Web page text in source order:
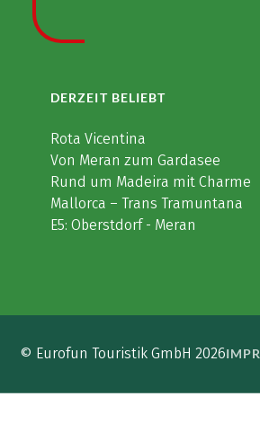
DERZEIT BELIEBT
Rota Vicentina
Von Meran zum Gardasee
Rund um Madeira mit Charme
Mallorca – Trans Tramuntana
E5: Oberstdorf - Meran
© Eurofun Touristik GmbH 2026